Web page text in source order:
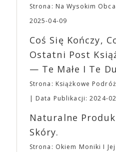
osobisty film, który
się z widzami swoimi
„Bo się boi” w kinach od
planujemy Strefę
fantastycznego czasu
EXPO XXI!
Strona: Na Wysokim
2025-04-09
Coś Się Kończy,
Ostatni Post
— Te Małe I Te
Strona: Książkowe
Data Publikacji: 2024-
Naturalne
Skóry.
Strona: Okiem Moniki I